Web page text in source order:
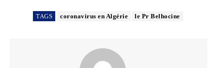
TAGS coronavirus en Algérie le Pr Belhocine